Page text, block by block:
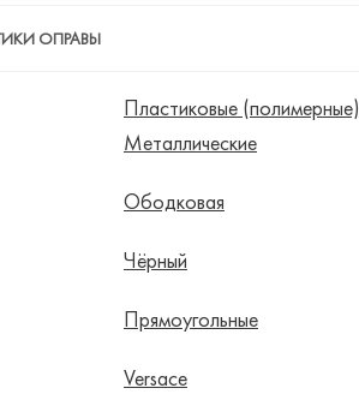
ОПРАВЫ
Пластиковые (полимерные)
Металлические
Ободковая
Чёрный
Прямоугольные
Versace